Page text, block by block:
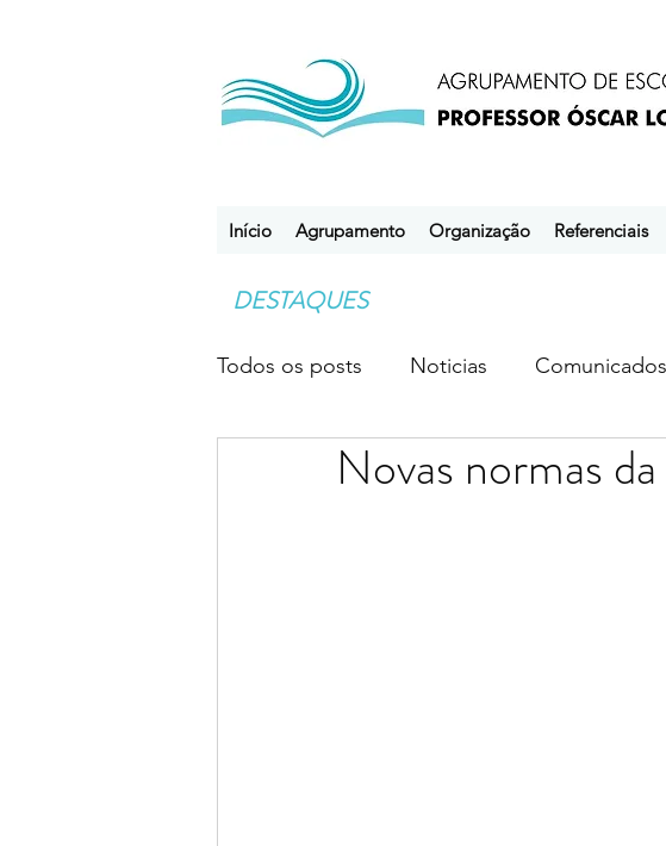
Início Agrupamento Organização Referenciais
DESTAQUES
Todos os posts Noticias Comunicados
Desporto Escolar Clubes ebem
Novas normas